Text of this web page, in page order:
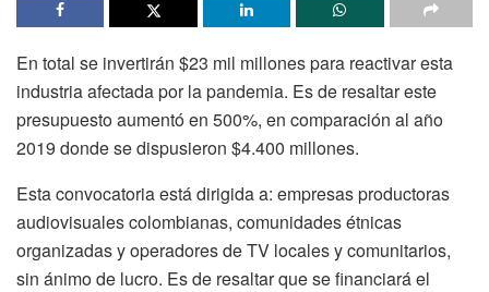
En total se invertirán $23 mil millones para reactivar esta
industria afectada por la pandemia. Es de resaltar este
presupuesto aumentó en 500%, en comparación al año
2019 donde se dispusieron $4.400 millones.
Esta convocatoria está dirigida a: empresas productoras
audiovisuales colombianas, comunidades étnicas
organizadas y operadores de TV locales y comunitarios,
sin ánimo de lucro. Es de resaltar que se financiará el